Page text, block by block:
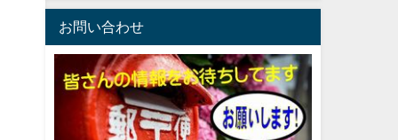
お問い合わせ